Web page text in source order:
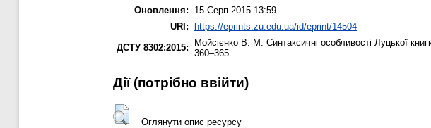
Оновлення:
15 Серп 2015 13:59
URI: https://eprints.zu.edu.ua/id/eprint/14504
ДСТУ 8302:2015:
Мойсієнко В. М. Синтаксичні особливості Луцької
360–365.
Дії ​​(потрібно ввійти)
Оглянути опис ресурсу